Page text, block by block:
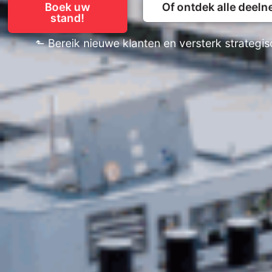
Boek uw
stand!
Of ontdek alle
⬑ Bereik nieuwe klanten en versterk